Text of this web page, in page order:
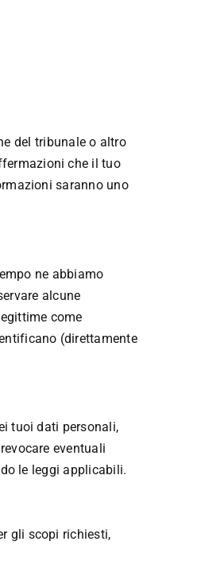
del tribunale o altro
che il tuo
saranno uno
ne abbiamo
alcune
come
(direttamente
tuoi dati personali,
eventuali
le leggi applicabili.
gli scopi richiesti,